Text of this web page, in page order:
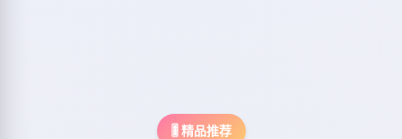
🎚️ 精品推荐